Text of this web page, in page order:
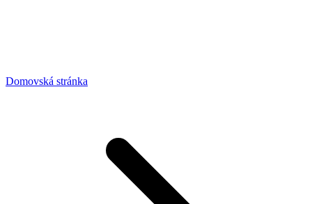
Domovská stránka